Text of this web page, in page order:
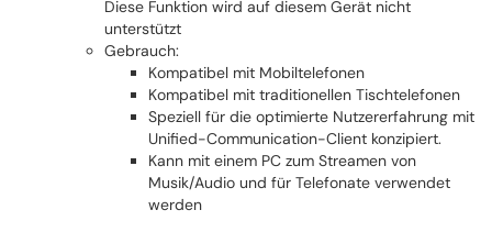
Diese Funktion wird auf diesem Gerät nicht
unterstützt
Gebrauch:
Kompatibel mit Mobiltelefonen
Kompatibel mit traditionellen Tischtelefonen
Speziell für die optimierte Nutzererfahrung mit
Unified-Communication-Client konzipiert.
Kann mit einem PC zum Streamen von
Musik/Audio und für Telefonate verwendet
werden